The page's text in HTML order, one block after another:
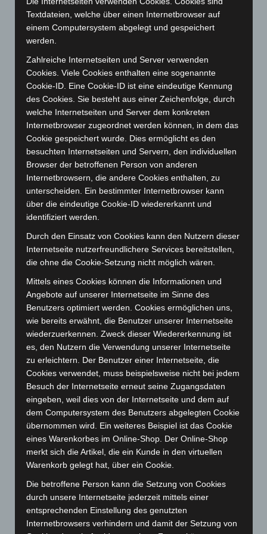
Januar 2026(122)
Dezember 2025(103)
November 2025
Oktober 2025(112)
September 2025(93)
August 2025(90)
Juli 2025 (90)
Juni 2025
Mai 2025(112)
April 2025 (88)
März 2025
(111)
Februar 2025(96)
Januar 2025 (88)
Dezember 2024(89)
November 2024
(94)
Oktober 2024
(93)
September 2024(112)
August 2024(107)
Juli 2024
(89)
Juni 2024 (107)
Mai 2024(149)
April 2024(102)
März 2024(103)
Februar 2024(103)
Januar 2024(111)
Dezember 2023(130)
November 2023
(130)
Oktober 2023(114)
September 2023(133)
August 2023(134)
Textdateien, welche über einen Internetbrowser auf
einem Computersystem abgelegt und gespeichert
werden.
Zahlreiche Internetseiten und Server verwenden
Cookies. Viele Cookies enthalten eine sogenannte
Cookie-ID. Eine Cookie-ID ist eine eindeutige Kennung
des Cookies. Sie besteht aus einer Zeichenfolge, durch
welche Internetseiten und Server dem konkreten
Internetbrowser zugeordnet werden können, in dem das
Cookie gespeichert wurde. Dies ermöglicht es den
besuchten Internetseiten und Servern, den individuellen
Browser der betroffenen Person von anderen
Internetbrowsern, die andere Cookies enthalten, zu
unterscheiden. Ein bestimmter Internetbrowser kann
über die eindeutige Cookie-ID wiedererkannt und
identifiziert werden.
Durch den Einsatz von Cookies kann den Nutzern dieser
Internetseite nutzerfreundlichere Services bereitstellen,
die ohne die Cookie-Setzung nicht möglich wären.
Mittels eines Cookies können die Informationen und
Angebote auf unserer Internetseite im Sinne des
Benutzers optimiert werden. Cookies ermöglichen uns,
wie bereits erwähnt, die Benutzer unserer Internetseite
wiederzuerkennen. Zweck dieser Wiedererkennung ist
es, den Nutzern die Verwendung unserer Internetseite
zu erleichtern. Der Benutzer einer Internetseite, die
Cookies verwendet, muss beispielsweise nicht bei jedem
Besuch der Internetseite erneut seine Zugangsdaten
eingeben, weil dies von der Internetseite und dem auf
dem Computersystem des Benutzers abgelegten Cookie
übernommen wird. Ein weiteres Beispiel ist das Cookie
eines Warenkorbes im Online-Shop. Der Online-Shop
merkt sich die Artikel, die ein Kunde in den virtuellen
Warenkorb gelegt hat, über ein Cookie.
Die betroffene Person kann die Setzung von Cookies
durch unsere Internetseite jederzeit mittels einer
entsprechenden Einstellung des genutzten
Internetbrowsers verhindern und damit der Setzung von